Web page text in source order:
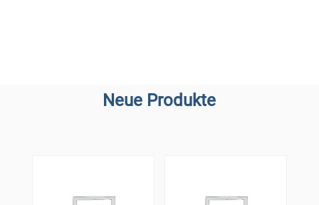
Neue Produkte